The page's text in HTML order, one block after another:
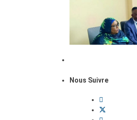
Nous Suivre